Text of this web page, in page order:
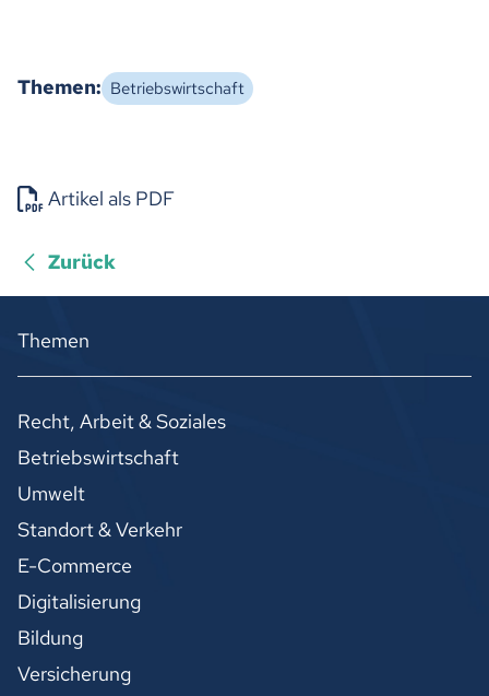
Themen: Betriebswirtschaft
Artikel als PDF
Zurück
Themen
Recht, Arbeit & Soziales
Betriebswirtschaft
Umwelt
Standort & Verkehr
E-Commerce
Digitalisierung
Bildung
Versicherung